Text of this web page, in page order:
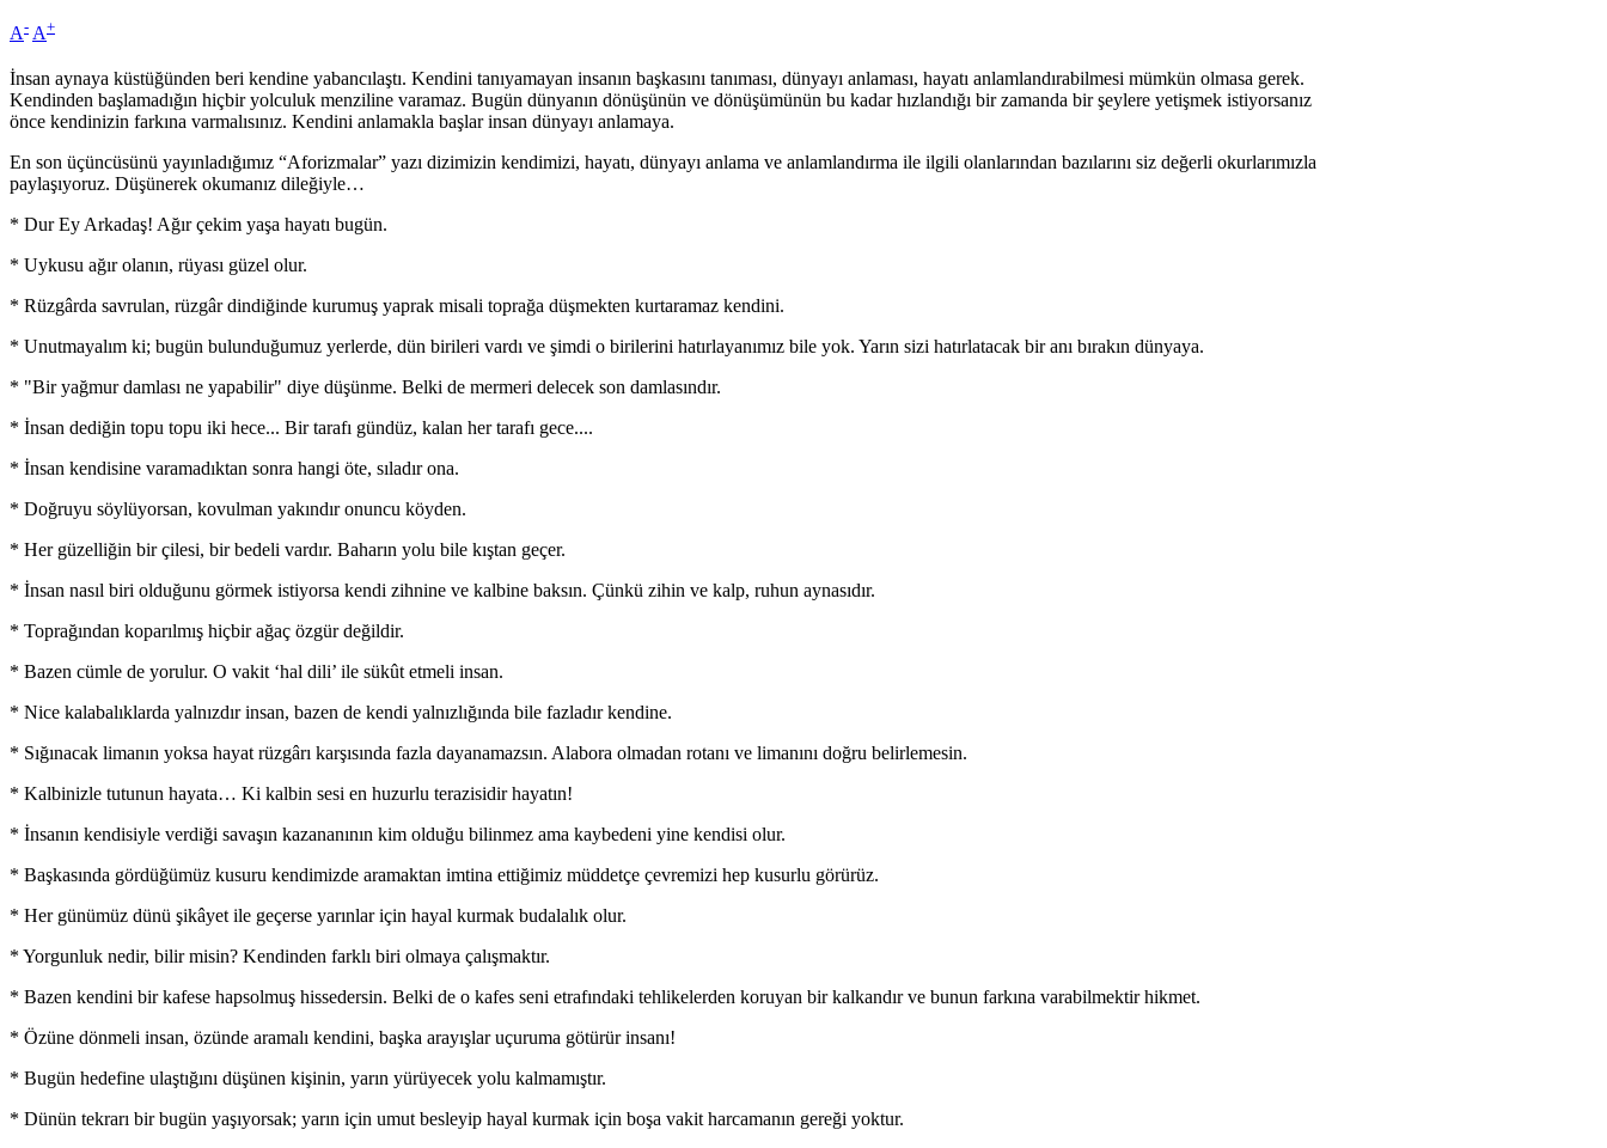
A- A+
İnsan aynaya küstüğünden beri kendine yabancılaştı. Kendini tanıyamayan insanın başkasını tanıması, dünyayı anlaması, hayatı anlamlandırabilmesi mümkün olmasa gerek.
Kendinden başlamadığın hiçbir yolculuk menziline varamaz. Bugün dünyanın dönüşünün ve dönüşümünün bu kadar hızlandığı bir zamanda bir şeylere yetişmek istiyorsanız
önce kendinizin farkına varmalısınız. Kendini anlamakla başlar insan dünyayı anlamaya.
En son üçüncüsünü yayınladığımız “Aforizmalar” yazı dizimizin kendimizi, hayatı, dünyayı anlama ve anlamlandırma ile ilgili olanlarından bazılarını siz değerli okurlarımızla
paylaşıyoruz. Düşünerek okumanız dileğiyle…
* Dur Ey Arkadaş! Ağır çekim yaşa hayatı bugün.
* Uykusu ağır olanın, rüyası güzel olur.
* Rüzgârda savrulan, rüzgâr dindiğinde kurumuş yaprak misali toprağa düşmekten kurtaramaz kendini.
* Unutmayalım ki; bugün bulunduğumuz yerlerde, dün birileri vardı ve şimdi o birilerini hatırlayanımız bile yok. Yarın sizi hatırlatacak bir anı bırakın dünyaya.
* "Bir yağmur damlası ne yapabilir" diye düşünme. Belki de mermeri delecek son damlasındır.
* İnsan dediğin topu topu iki hece... Bir tarafı gündüz, kalan her tarafı gece....
* İnsan kendisine varamadıktan sonra hangi öte, sıladır ona.
* Doğruyu söylüyorsan, kovulman yakındır onuncu köyden.
* Her güzelliğin bir çilesi, bir bedeli vardır. Baharın yolu bile kıştan geçer.
* İnsan nasıl biri olduğunu görmek istiyorsa kendi zihnine ve kalbine baksın. Çünkü zihin ve kalp, ruhun aynasıdır.
* Toprağından koparılmış hiçbir ağaç özgür değildir.
* Bazen cümle de yorulur. O vakit ‘hal dili’ ile sükût etmeli insan.
* Nice kalabalıklarda yalnızdır insan, bazen de kendi yalnızlığında bile fazladır kendine.
* Sığınacak limanın yoksa hayat rüzgârı karşısında fazla dayanamazsın. Alabora olmadan rotanı ve limanını doğru belirlemesin.
* Kalbinizle tutunun hayata… Ki kalbin sesi en huzurlu terazisidir hayatın!
* İnsanın kendisiyle verdiği savaşın kazananının kim olduğu bilinmez ama kaybedeni yine kendisi olur.
* Başkasında gördüğümüz kusuru kendimizde aramaktan imtina ettiğimiz müddetçe çevremizi hep kusurlu görürüz.
* Her günümüz dünü şikâyet ile geçerse yarınlar için hayal kurmak budalalık olur.
* Yorgunluk nedir, bilir misin? Kendinden farklı biri olmaya çalışmaktır.
* Bazen kendini bir kafese hapsolmuş hissedersin. Belki de o kafes seni etrafındaki tehlikelerden koruyan bir kalkandır ve bunun farkına varabilmektir hikmet.
* Özüne dönmeli insan, özünde aramalı kendini, başka arayışlar uçuruma götürür insanı!
* Bugün hedefine ulaştığını düşünen kişinin, yarın yürüyecek yolu kalmamıştır.
* Dünün tekrarı bir bugün yaşıyorsak; yarın için umut besleyip hayal kurmak için boşa vakit harcamanın gereği yoktur.